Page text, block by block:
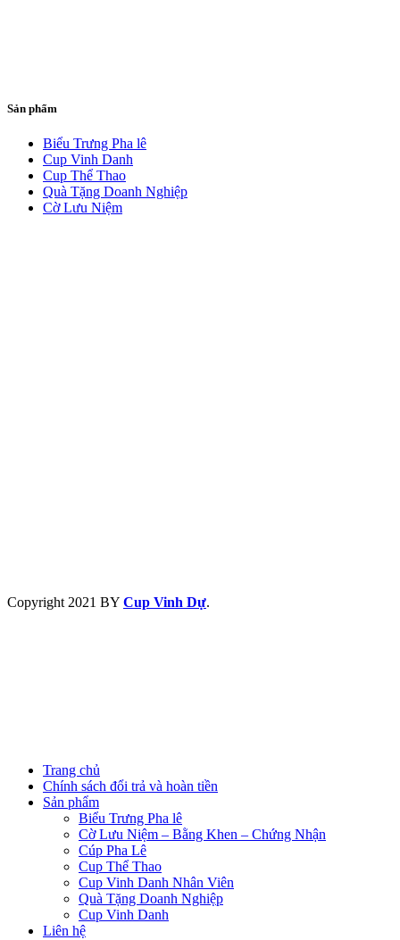
Sản phẩm
Biểu Trưng Pha lê
Cup Vinh Danh
Cup Thể Thao
Quà Tặng Doanh Nghiệp
Cờ Lưu Niệm
Copyright 2021 BY Cup Vinh Dự.
Trang chủ
Chính sách đổi trả và hoàn tiền
Sản phẩm
Biểu Trưng Pha lê
Cờ Lưu Niệm – Bằng Khen – Chứng Nhận
Cúp Pha Lê
Cup Thể Thao
Cup Vinh Danh Nhân Viên
Quà Tặng Doanh Nghiệp
Cup Vinh Danh
Liên hệ